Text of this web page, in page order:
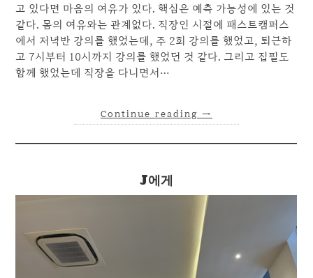
고 있다면 마음의 여유가 있다. 핵심은 예측 가능성에 있는 것
같다. 몸의 여유와는 관계없다. 직장인 시절에 패스트캠퍼스
에서 저녁반 강의를 했었는데, 주 2회 강의를 했었고, 퇴근하
고 7시부터 10시까지 강의를 했었던 것 같다. 그리고 집필도
함께 했었는데 직장을 다니면서…
Continue reading →
J에게